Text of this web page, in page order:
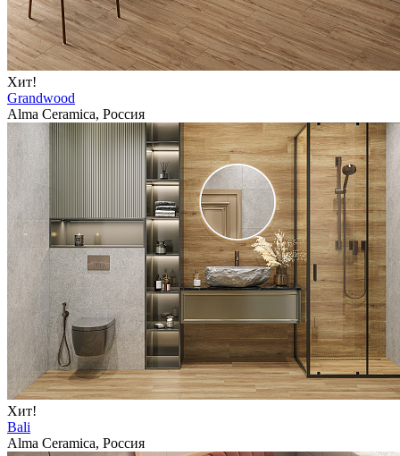
Хит!
Grandwood
Alma Ceramica, Россия
Хит!
Bali
Alma Ceramica, Россия